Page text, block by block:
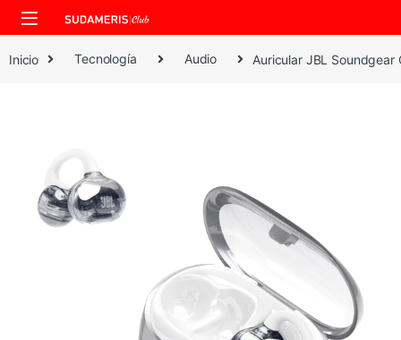
Skip to navigation
Skip to content
Inicio Tecnología Audio ​Auricular JBL Soundgear